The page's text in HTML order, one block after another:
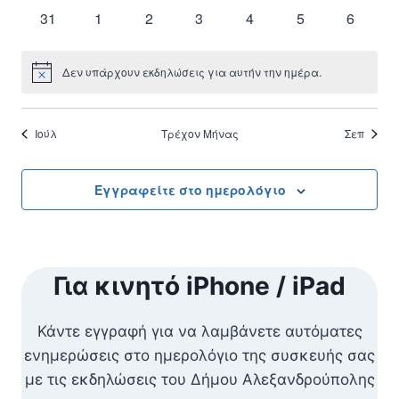
0
31
0
1
0
2
0
3
0
4
0
5
0
6
Notice Δεν υπάρχουν εκδηλώσεις για αυτήν την ημέρα.
Ιούλ Τρέχον Μήνας Σεπ
Εγγραφείτε στο ημερολόγιο
Για κινητό iPhone / iPad
Κάντε εγγραφή για να λαμβάνετε αυτόματες
ενημερώσεις στο ημερολόγιο της συσκευής σας
με τις εκδηλώσεις του Δήμου Αλεξανδρούπολης